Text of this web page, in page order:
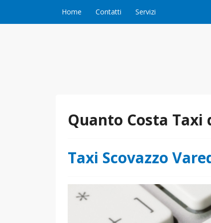
Home Contatti Servizi
Quanto Costa Taxi
Taxi Scovazzo